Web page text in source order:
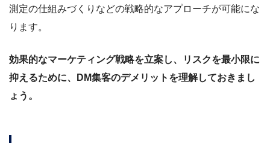
測定の仕組みづくりなどの戦略的なアプローチが可能にな
ります。
効果的なマーケティング戦略を立案し、リスクを最小限に
抑えるために、DM集客のデメリットを理解しておきまし
ょう。